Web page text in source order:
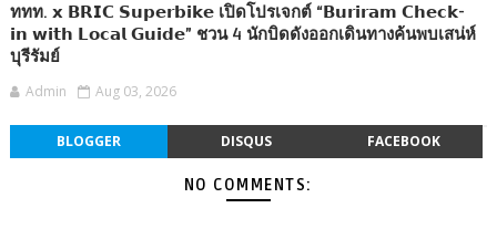
ททท. 𝘅 𝗕𝗥𝗜𝗖 𝗦𝘂𝗽𝗲𝗿𝗯𝗶𝗸𝗲 เปิดโปรเจกต์ “𝗕𝘂𝗿𝗶𝗿𝗮𝗺 𝗖𝗵𝗲𝗰𝗸-
𝗶𝗻 𝘄𝗶𝘁𝗵 𝗟𝗼𝗰𝗮𝗹 𝗚𝘂𝗶𝗱𝗲” ชวน 4 นักบิดดังออกเดินทางค้นพบเสน่ห์
บุรีรัมย์
Admin Aug 03, 2026
BLOGGER DISQUS FACEBOOK
NO COMMENTS: